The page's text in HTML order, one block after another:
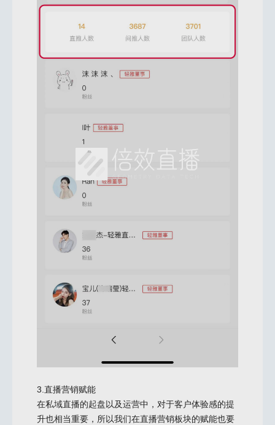
3.直播营销赋能
在私域直播的起盘以及运营中，对于客户体验感的提
升也相当重要，所以我们在直播营销板块的赋能也要